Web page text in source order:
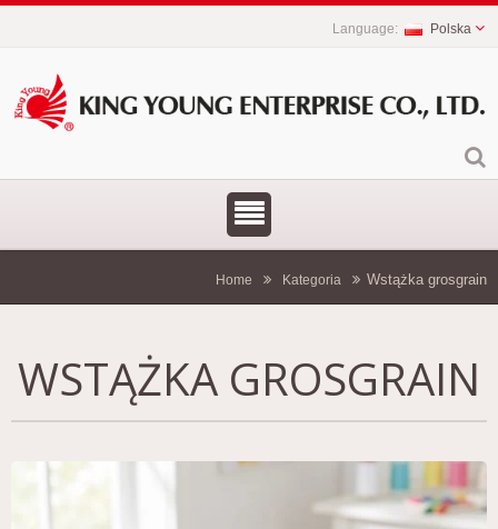
Polska
Home Kategoria Wstążka grosgrain
WSTĄŻKA GROSGRAIN